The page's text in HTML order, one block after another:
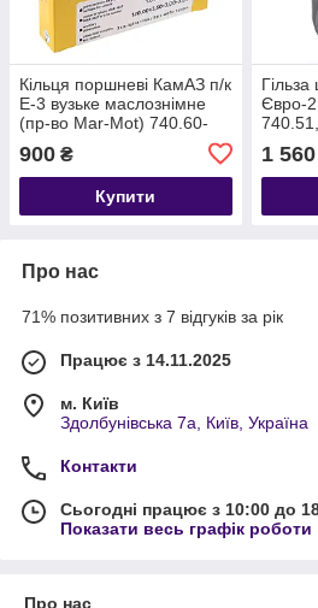
Кільця поршневі КамАЗ п/к
Е-3 вузьке маслознімне
(пр-во Mar-Mot) 740.60-
900 ₴
Купити
Євро-
740.51,
1 560
Про нас
71% позитивних з 7 відгуків за рік
Працює з 14.11.2025
м. Київ
Здолбунівська 7а, Київ, Україна
Контакти
Сьогодні працює з 10:00 до
Показати весь графік роботи
Про нас